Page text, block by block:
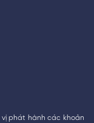
vị phát hành các khoản